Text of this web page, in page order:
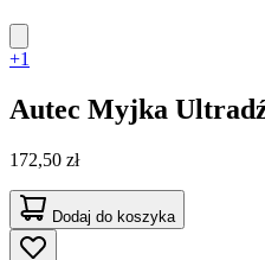
+1
Autec Myjka
172,50 zł
Dodaj do koszyka